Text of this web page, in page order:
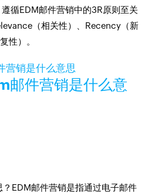
循EDM邮件营销中的3R原则至关
（相关性）、Recency（新
性）。
邮件营销是什么意
EDM邮件营销是指通过电子邮件